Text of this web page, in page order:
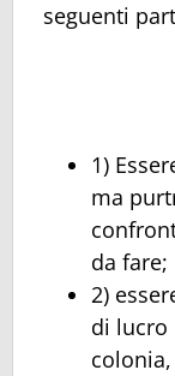
seguenti
1)
ma
da fare;
2)
di lucro